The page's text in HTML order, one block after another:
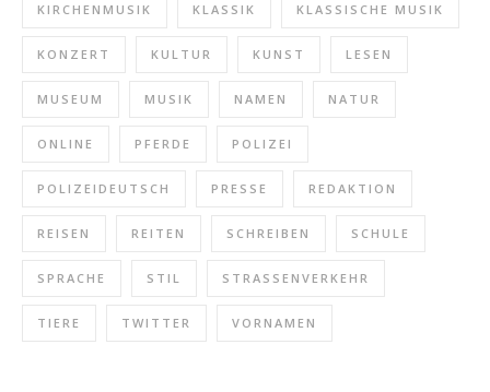
KIRCHENMUSIK KLASSIK KLASSISCHE MUSIK
KONZERT KULTUR KUNST LESEN
MUSEUM MUSIK NAMEN NATUR
ONLINE PFERDE POLIZEI
POLIZEIDEUTSCH PRESSE REDAKTION
REISEN REITEN SCHREIBEN SCHULE
SPRACHE STIL STRASSENVERKEHR
TIERE TWITTER VORNAMEN